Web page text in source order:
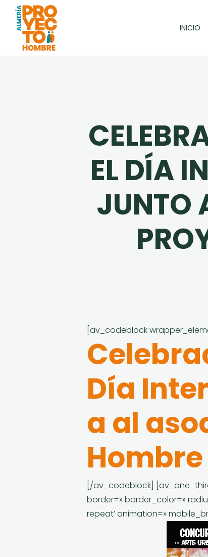
content
INICIO
EL DÍA
JUNTO
[av_codeblock
Día
a al
[/av_codeblock]
border=» border_color=»
repeat’ animation=»